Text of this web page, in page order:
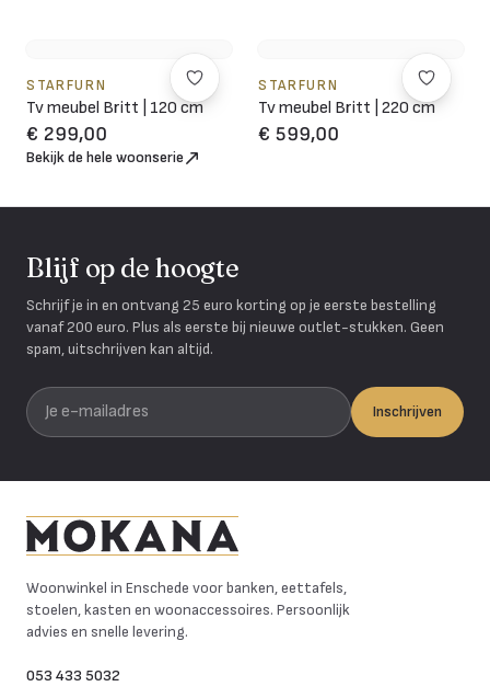
STARFURN
Tv meubel Britt | 120 cm
€ 299,00
STARFURN
Tv meubel Britt | 220 cm
€ 599,00
Bekijk de hele woonserie
Blijf op de hoogte
Schrijf je in en ontvang 25 euro korting op je eerste bestelling
vanaf 200 euro. Plus als eerste bij nieuwe outlet-stukken. Geen
spam, uitschrijven kan altijd.
Je e-mailadres
Inschrijven
Woonwinkel in Enschede voor banken, eettafels,
stoelen, kasten en woonaccessoires. Persoonlijk
advies en snelle levering.
053 433 5032